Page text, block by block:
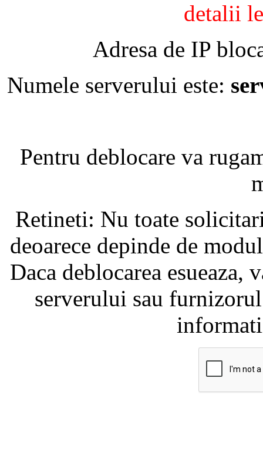
detalii
Adresa de IP
Numele serverului este:
Pentru deblocare va
Retineti: Nu toate
deoarece depinde de
Daca deblocarea
serverului sau